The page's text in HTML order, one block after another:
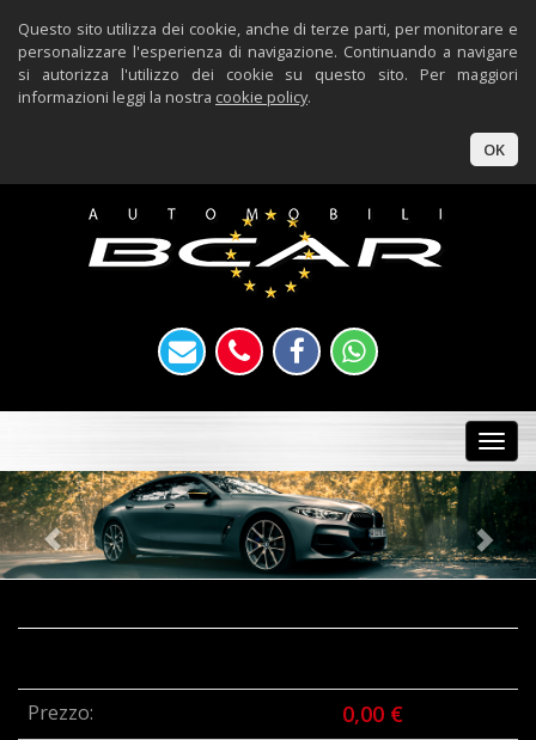
Questo sito utilizza dei cookie, anche di terze parti, per monitorare e
personalizzare l'esperienza di navigazione. Continuando a navigare
si autorizza l'utilizzo dei cookie su questo sito. Per maggiori
informazioni leggi la nostra cookie policy.
OK
Previous
Prezzo: 0,00 €